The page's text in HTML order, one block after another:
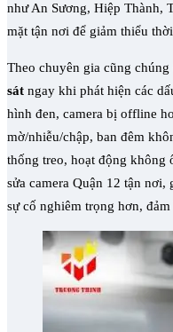
như An Sương, Hiệp Thành,
mặt tận nơi để giảm thiểu
Theo chuyên gia cũng chúng
sát ngay khi phát hiện các
hình đen, camera bị offline
mờ/nhiễu/chập, ban đêm
thống treo, hoạt động không
sửa camera Quận 12 tận
sự cố nghiêm trọng hơn,